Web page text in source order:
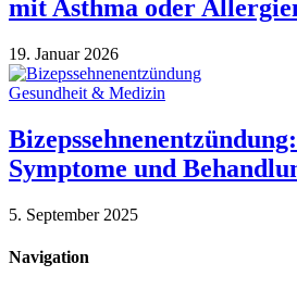
mit Asthma oder
19. Januar 2026
Gesundheit & Medizin
Symptome und
5. September 2025
Navigation